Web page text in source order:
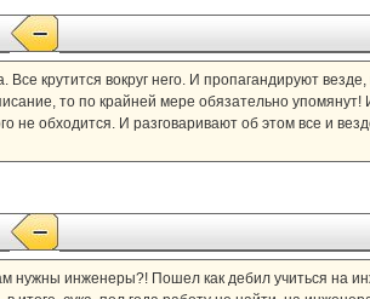
крутится вокруг него. И пропагандируют
то по крайней мере обязательно упомянут!
не обходится. И разговаривают об этом все и
нужны инженеры?! Пошел как дебил учиться на